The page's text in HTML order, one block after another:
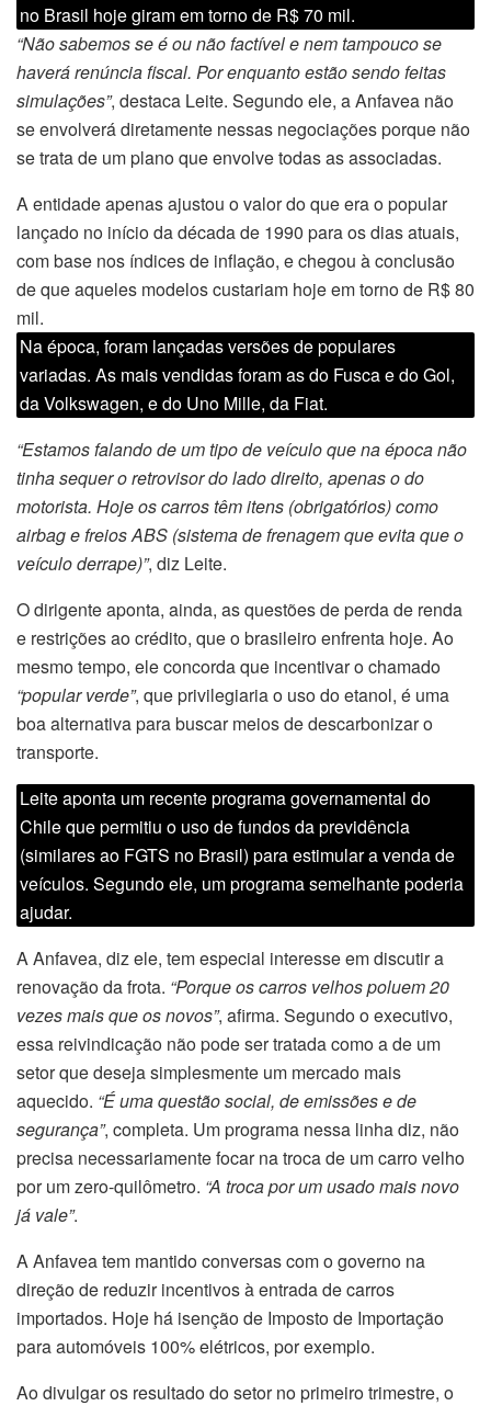
no Brasil hoje giram em torno de R$ 70 mil.
“Não sabemos se é ou não factível e nem tampouco se
haverá renúncia fiscal. Por enquanto estão sendo feitas
simulações”, destaca Leite. Segundo ele, a Anfavea não
se envolverá diretamente nessas negociações porque não
se trata de um plano que envolve todas as associadas.
A entidade apenas ajustou o valor do que era o popular
lançado no início da década de 1990 para os dias atuais,
com base nos índices de inflação, e chegou à conclusão
de que aqueles modelos custariam hoje em torno de R$ 80
mil.
Na época, foram lançadas versões de populares
variadas. As mais vendidas foram as do Fusca e do Gol,
da Volkswagen, e do Uno Mille, da Fiat.
“Estamos falando de um tipo de veículo que na época não
tinha sequer o retrovisor do lado direito, apenas o do
motorista. Hoje os carros têm itens (obrigatórios) como
airbag e freios ABS (sistema de frenagem que evita que o
veículo derrape)”, diz Leite.
O dirigente aponta, ainda, as questões de perda de renda
e restrições ao crédito, que o brasileiro enfrenta hoje. Ao
mesmo tempo, ele concorda que incentivar o chamado
“popular verde”, que privilegiaria o uso do etanol, é uma
boa alternativa para buscar meios de descarbonizar o
transporte.
Leite aponta um recente programa governamental do
Chile que permitiu o uso de fundos da previdência
(similares ao FGTS no Brasil) para estimular a venda de
veículos. Segundo ele, um programa semelhante poderia
ajudar.
A Anfavea, diz ele, tem especial interesse em discutir a
renovação da frota. “Porque os carros velhos poluem 20
vezes mais que os novos”, afirma. Segundo o executivo,
essa reivindicação não pode ser tratada como a de um
setor que deseja simplesmente um mercado mais
aquecido. “É uma questão social, de emissões e de
segurança”, completa. Um programa nessa linha diz, não
precisa necessariamente focar na troca de um carro velho
por um zero-quilômetro. “A troca por um usado mais novo
já vale”.
A Anfavea tem mantido conversas com o governo na
direção de reduzir incentivos à entrada de carros
importados. Hoje há isenção de Imposto de Importação
para automóveis 100% elétricos, por exemplo.
Ao divulgar os resultado do setor no primeiro trimestre, o